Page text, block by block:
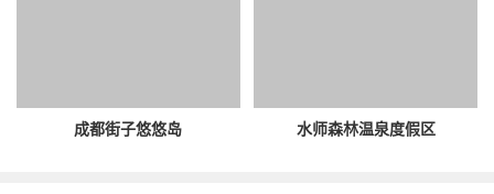
成都街子悠悠岛 水师森林温泉度假区